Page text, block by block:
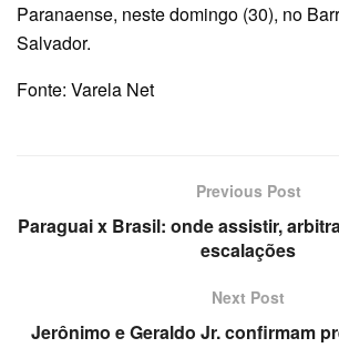
Paranaense, neste domingo (30), no
Salvador.
Fonte: Varela Net
Previous Post
Paraguai x Brasil: onde assistir,
escalações
Next Post
Jerônimo e Geraldo Jr. confirmam